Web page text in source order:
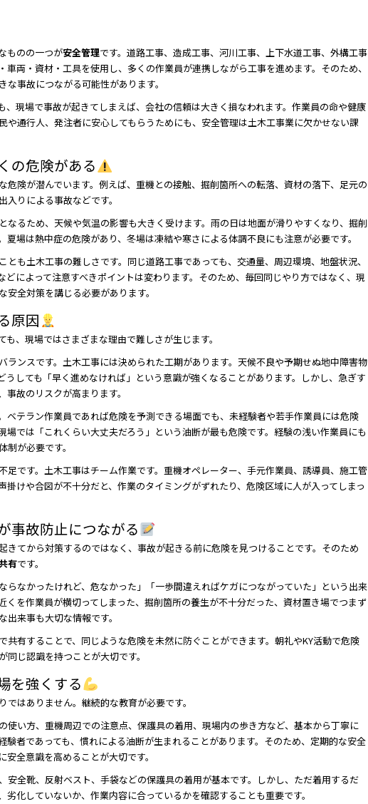
ものの一つが安全管理です。道路工事、造成工事、河川工事、上下水道工事、外構工事
車両・資材・工具を使用し、多くの作業員が連携しながら工事を進めます。そのため、
事故につながる可能性があります。
、現場で事故が起きてしまえば、会社の信頼は大きく損なわれます。作業員の命や健康
や通行人、発注者に安心してもらうためにも、安全管理は土木工事業に欠かせない課
の危険がある
危険が潜んでいます。例えば、重機との接触、掘削箇所への転落、資材の落下、足元の
りによる事故などです。
なるため、天候や気温の影響も大きく受けます。雨の日は地面が滑りやすくなり、掘削
夏場は熱中症の危険があり、冬場は凍結や寒さによる体調不良にも注意が必要です。
とも土木工事の難しさです。同じ道路工事であっても、交通量、周辺環境、地盤状況、
どによって注意すべきポイントは変わります。そのため、毎回同じやり方ではなく、現
全対策を講じる必要があります。
原因
、現場ではさまざまな理由で難しさが生じます。
ランスです。土木工事には決められた工期があります。天候不良や予期せぬ地中障害物
うしても「早く進めなければ」という意識が強くなることがあります。しかし、急ぎす
故のリスクが高まります。
ベテラン作業員であれば危険を予測できる場面でも、未経験者や若手作業員には危険
場では「これくらい大丈夫だろう」という油断が最も危険です。経験の浅い作業員にも
が必要です。
足です。土木工事はチーム作業です。重機オペレーター、手元作業員、誘導員、施工管
掛けや合図が不十分だと、作業のタイミングがずれたり、危険区域に人が入ってしまっ
事故防止につながる
きてから対策するのではなく、事故が起きる前に危険を見つけることです。そのため
有です。
らなかったけれど、危なかった」「一歩間違えればケガにつながっていた」という出来
くを作業員が横切ってしまった、掘削箇所の養生が不十分だった、資材置き場でつまず
来事も大切な情報です。
共有することで、同じような危険を未然に防ぐことができます。朝礼やKY活動で危険
じ認識を持つことが大切です。
を強くする
はありません。継続的な教育が必要です。
使い方、重機周辺での注意点、保護具の着用、現場内の歩き方など、基本から丁寧に
験者であっても、慣れによる油断が生まれることがあります。そのため、定期的な安全
全意識を高めることが大切です。
安全靴、反射ベスト、手袋などの保護具の着用が基本です。しかし、ただ着用するだ
劣化していないか、作業内容に合っているかを確認することも重要です。